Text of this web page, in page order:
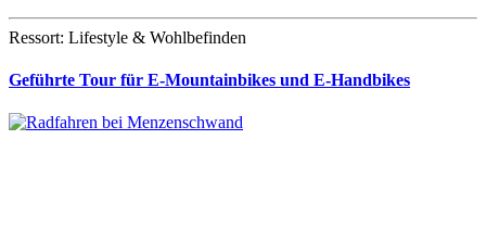
Ressort: Lifestyle & Wohlbefinden
Geführte Tour für E-Mountainbikes und E-Handbikes